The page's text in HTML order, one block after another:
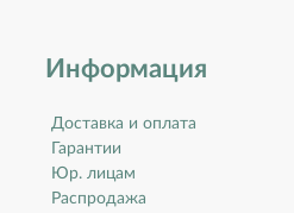
Информация
Доставка и оплата
Гарантии
Юр. лицам
Распродажа